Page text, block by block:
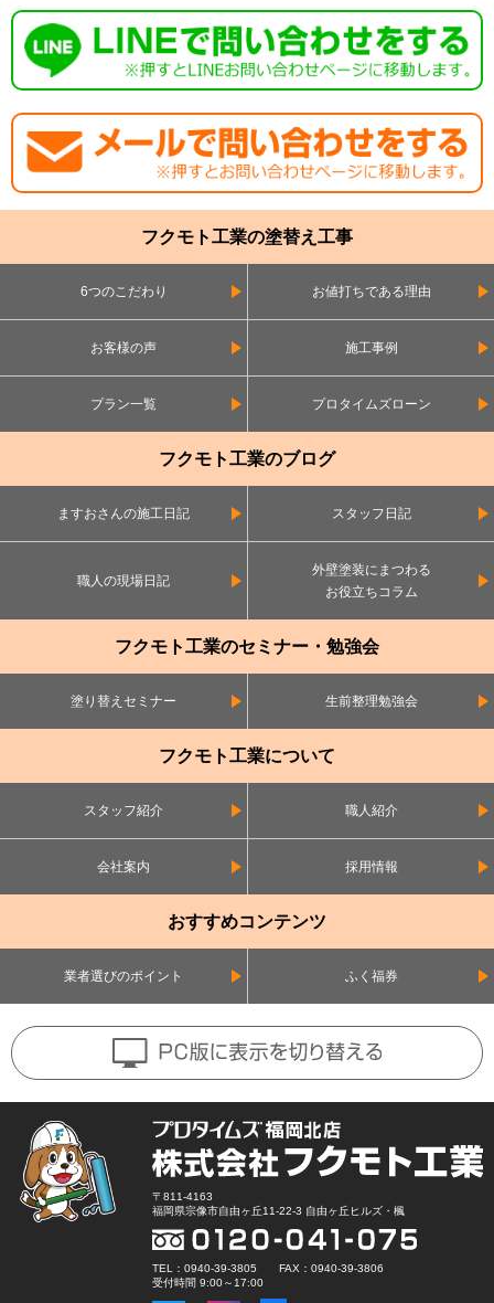
フクモト工業の塗替え工事
6つのこだわり お値打ちである理由
お客様の声 施工事例
プラン一覧 プロタイムズローン
フクモト工業のブログ
ますおさんの施工日記 スタッフ日記
職人の現場日記
外壁塗装にまつわる
お役立ちコラム
フクモト工業のセミナー・勉強会
塗り替えセミナー 生前整理勉強会
フクモト工業について
スタッフ紹介 職人紹介
会社案内 採用情報
おすすめコンテンツ
業者選びのポイント ふく福券
〒811-4163
福岡県宗像市自由ヶ丘11-22-3 自由ヶ丘ヒルズ・楓
TEL：0940-39-3805 FAX：0940-39-3806
受付時間 9:00～17:00